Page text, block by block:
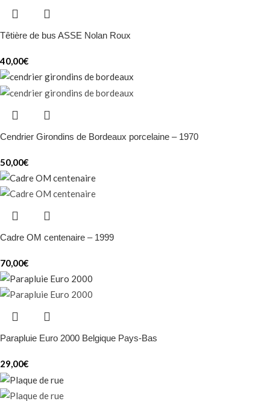
Têtière de bus ASSE Nolan Roux
40,00€
Cendrier Girondins de Bordeaux porcelaine – 1970
50,00€
Cadre OM centenaire – 1999
70,00€
Parapluie Euro 2000 Belgique Pays-Bas
29,00€